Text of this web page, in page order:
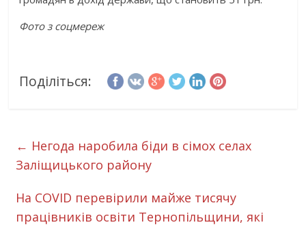
Фото з соцмереж
Поділіться:
← Негода наробила біди в сімох селах
Заліщицького району
На COVID перевірили майже тисячу
працівників освіти Тернопільщини, які